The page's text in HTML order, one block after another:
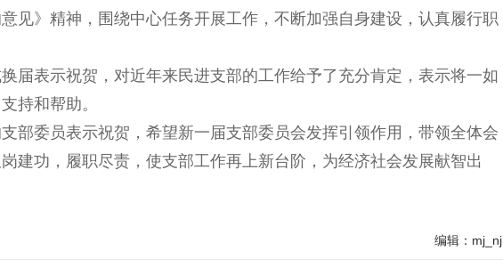
见》精神，围绕中心任务开展工作，不断加强自身建设，认真履行职
届表示祝贺，对近年来民进支部的工作给予了充分肯定，表示将一如
持和帮助。
部委员表示祝贺，希望新一届支部委员会发挥引领作用，带领全体会
建功，履职尽责，使支部工作再上新台阶，为经济社会发展献智出
编辑：mj_nj